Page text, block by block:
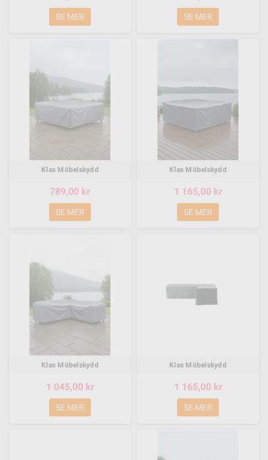
SE MER SE MER
Klas Möbelskydd
789,00 kr
SE MER
Klas Möbelskydd
1 165,00 kr
SE MER
Klas Möbelskydd
1 045,00 kr
SE MER
Klas Möbelskydd
1 165,00 kr
SE MER